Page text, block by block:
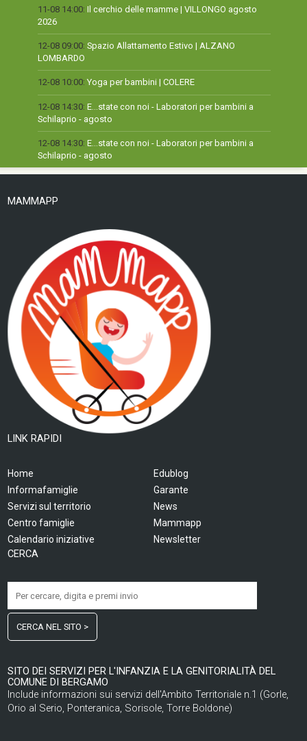
11-08 14:00: Il cerchio delle mamme | VILLONGO agosto
2026
12-08 09:00: Spazio Allattamento Estivo | ALZANO
LOMBARDO
12-08 10:00: Yoga per bambini | COLERE
12-08 14:30: E...state con noi - Laboratori per bambini a
Schilaprio - agosto
12-08 14:30: E...state con noi - Laboratori per bambini a
Schilaprio - agosto
MAMMAPP
LINK RAPIDI
Home
Informafamiglie
Servizi sul territorio
Centro famiglie
Calendario iniziative
Edublog
Garante
News
Mammapp
Newsletter
CERCA
CERCA NEL SITO >
SITO DEI SERVIZI PER L'INFANZIA E LA GENITORIALITÀ DEL
COMUNE DI BERGAMO
Include informazioni sui servizi dell'Ambito Territoriale n.1 (Gorle,
Orio al Serio, Ponteranica, Sorisole, Torre Boldone)